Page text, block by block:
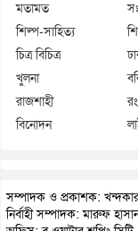
মতামত
শিল্প-সাহিত্য
চিত্র বিচিত্র
খুলনা
রাজশাহী
বিনোদন
সম্পাদক ও প্রকাশক:
নির্বাহী সম্পাদক: মারুফ